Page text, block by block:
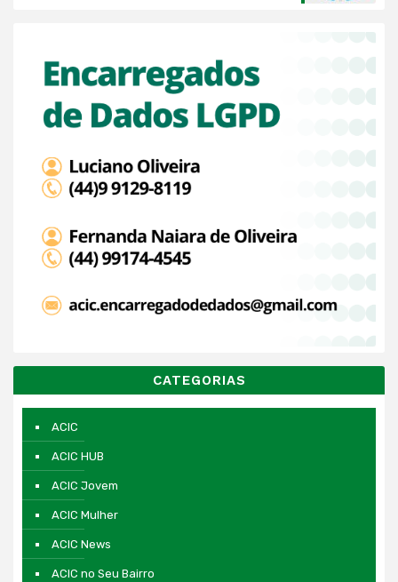
CATEGORIAS
ACIC
ACIC HUB
ACIC Jovem
ACIC Mulher
ACIC News
ACIC no Seu Bairro